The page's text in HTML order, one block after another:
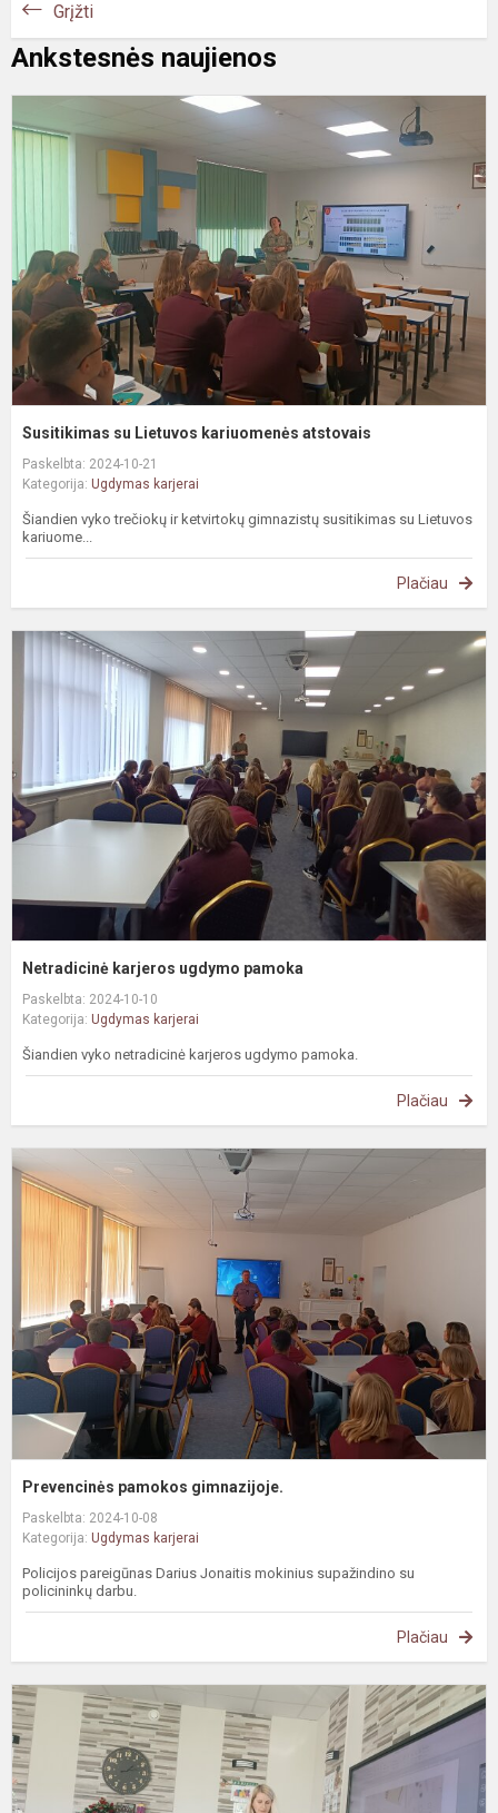
Grįžti
Ankstesnės naujienos
Susitikimas su Lietuvos kariuomenės atstovais
Paskelbta: 2024-10-21
Kategorija: Ugdymas karjerai
Šiandien vyko trečiokų ir ketvirtokų gimnazistų susitikimas su Lietuvos
kariuome...
Plačiau
Netradicinė karjeros ugdymo pamoka
Paskelbta: 2024-10-10
Kategorija: Ugdymas karjerai
Šiandien vyko netradicinė karjeros ugdymo pamoka.
Plačiau
Prevencinės pamokos gimnazijoje.
Paskelbta: 2024-10-08
Kategorija: Ugdymas karjerai
Policijos pareigūnas Darius Jonaitis mokinius supažindino su
policininkų darbu.
Plačiau